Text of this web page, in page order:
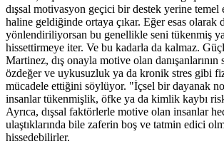
dışsal motivasyon geçici bir destek yerine temel
haline geldiğinde ortaya çıkar. Eğer esas olarak
yönlendiriliyorsan bu genellikle seni tükenmiş
hissettirmeye iter. Ve bu kadarla da kalmaz.
Martinez, dış onayla motive olan danışanlarının
özdeğer ve uykusuzluk ya da kronik stres gibi
mücadele ettiğini söylüyor. "İçsel bir dayanak
insanlar tükenmişlik, öfke ya da kimlik kaybı
Ayrıca, dışsal faktörlerle motive olan insanlar
ulaştıklarında bile zaferin boş ve tatmin edici
hissedebilirler.